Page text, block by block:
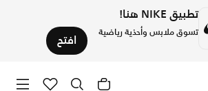
تطبيق NIKE هنا!
تسوق ملابس وأحذية رياضية افتح